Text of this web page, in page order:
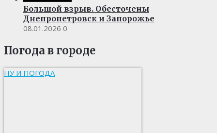
Большой взрыв. Обесточены
Днепропетровск и Запорожье
08.01.2026 0
Погода в городе
НУ И ПОГОДА